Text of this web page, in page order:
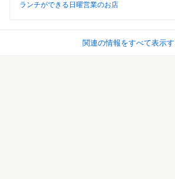
ランチができる日曜営業のお店
関連の情報をすべて表示